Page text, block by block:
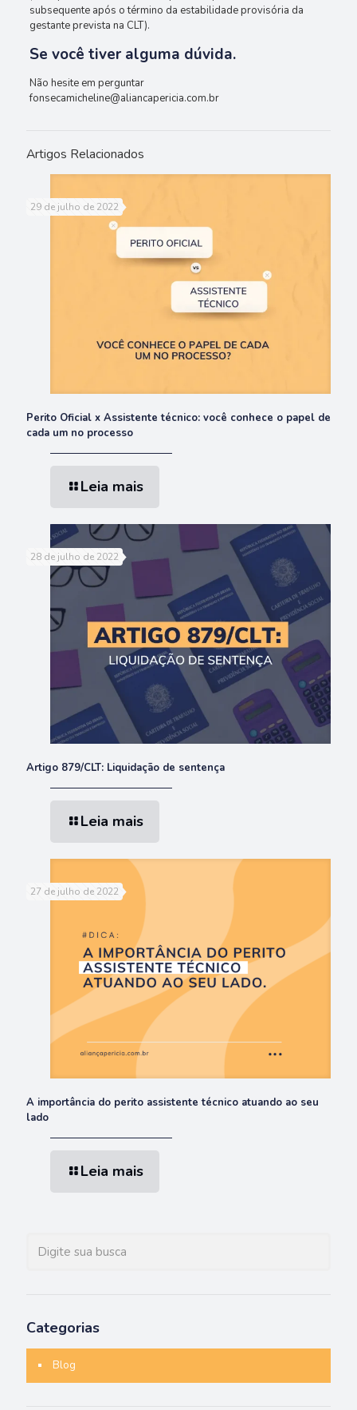
subsequente após o término da estabilidade provisória da
gestante prevista na CLT).
Se você tiver alguma dúvida.
Não hesite em perguntar
fonsecamicheline@aliancapericia.com.br
Artigos Relacionados
29 de julho de 2022
Perito Oficial x Assistente técnico: você conhece o papel de
cada um no processo
Leia mais
28 de julho de 2022
Artigo 879/CLT: Liquidação de sentença
Leia mais
27 de julho de 2022
A importância do perito assistente técnico atuando ao seu
lado
Leia mais
Categorias
Blog